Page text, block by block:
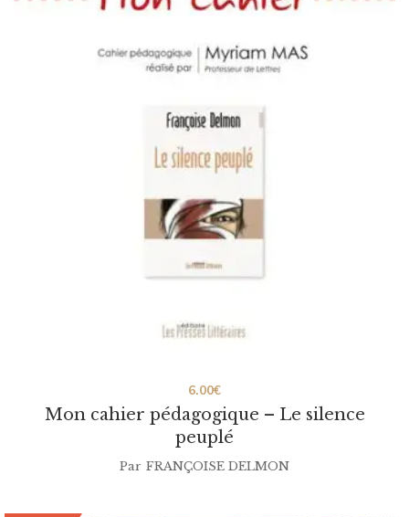
Mon cahier pédagogique – Le silence
peuplé
6.00€
Par FRANÇOISE DELMON